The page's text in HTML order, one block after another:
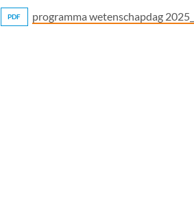
PDF programma wetenschapdag